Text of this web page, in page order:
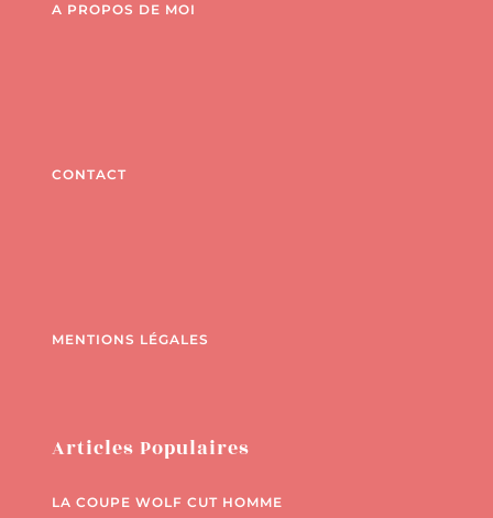
A PROPOS DE MOI
CONTACT
MENTIONS LÉGALES
Articles Populaires
LA COUPE WOLF CUT HOMME